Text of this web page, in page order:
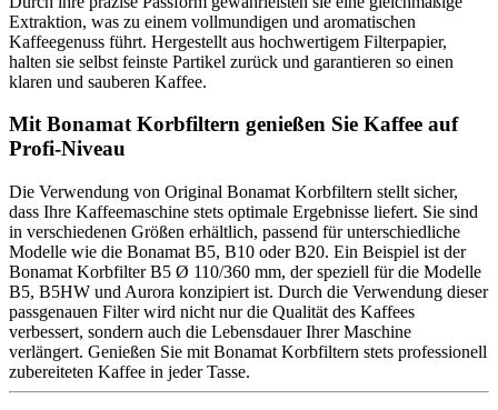
Extraktion, was zu einem vollmundigen und aromatischen
Kaffeegenuss führt. Hergestellt aus hochwertigem Filterpapier,
halten sie selbst feinste Partikel zurück und garantieren so einen
klaren und sauberen Kaffee.
Mit Bonamat Korbfiltern genießen Sie Kaffee auf
Profi-Niveau
Die Verwendung von Original Bonamat Korbfiltern stellt sicher,
dass Ihre Kaffeemaschine stets optimale Ergebnisse liefert. Sie sind
in verschiedenen Größen erhältlich, passend für unterschiedliche
Modelle wie die Bonamat B5, B10 oder B20. Ein Beispiel ist der
Bonamat Korbfilter B5 Ø 110/360 mm, der speziell für die Modelle
B5, B5HW und Aurora konzipiert ist. Durch die Verwendung dieser
passgenauen Filter wird nicht nur die Qualität des Kaffees
verbessert, sondern auch die Lebensdauer Ihrer Maschine
verlängert. Genießen Sie mit Bonamat Korbfiltern stets professionell
zubereiteten Kaffee in jeder Tasse.